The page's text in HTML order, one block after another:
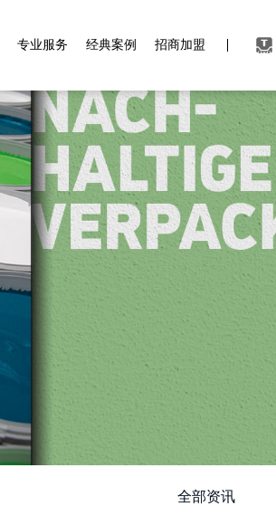
专业服务 经典案例 招商加盟
全部资讯